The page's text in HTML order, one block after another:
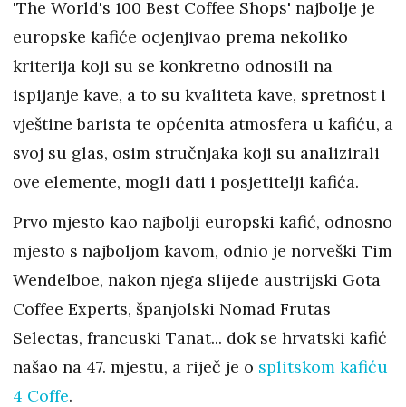
'The World's 100 Best Coffee Shops' najbolje je
europske kafiće ocjenjivao prema nekoliko
kriterija koji su se konkretno odnosili na
ispijanje kave, a to su kvaliteta kave, spretnost i
vještine barista te općenita atmosfera u kafiću, a
svoj su glas, osim stručnjaka koji su analizirali
ove elemente, mogli dati i posjetitelji kafića.
Prvo mjesto kao najbolji europski kafić, odnosno
mjesto s najboljom kavom, odnio je norveški Tim
Wendelboe, nakon njega slijede austrijski Gota
Coffee Experts, španjolski Nomad Frutas
Selectas, francuski Tanat... dok se hrvatski kafić
našao na 47. mjestu, a riječ je o splitskom kafiću
4 Coffe.